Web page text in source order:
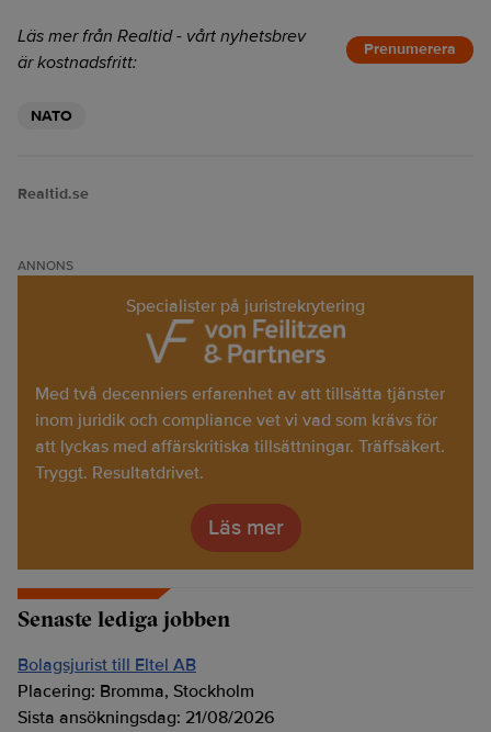
Läs mer från Realtid - vårt nyhetsbrev
är kostnadsfritt:
Prenumerera
NATO
Realtid.se
ANNONS
Specialister på juristrekrytering
Med två decenniers erfarenhet av att tillsätta tjänster
inom juridik och compliance vet vi vad som krävs för
att lyckas med affärskritiska tillsättningar. Träffsäkert.
Tryggt. Resultatdrivet.
Läs mer
Senaste lediga jobben
Bolagsjurist till Eltel AB
Placering: Bromma, Stockholm
Sista ansökningsdag: 21/08/2026